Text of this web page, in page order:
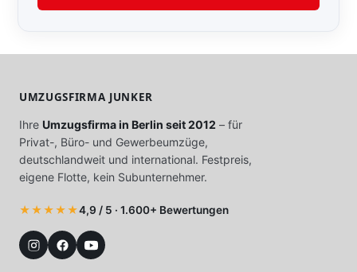
UMZUGSFIRMA JUNKER
Ihre Umzugsfirma in Berlin seit 2012 – für
Privat-, Büro- und Gewerbeumzüge,
deutschlandweit und international. Festpreis,
eigene Flotte, kein Subunternehmer.
★★★★★4,9 / 5 · 1.600+ Bewertungen